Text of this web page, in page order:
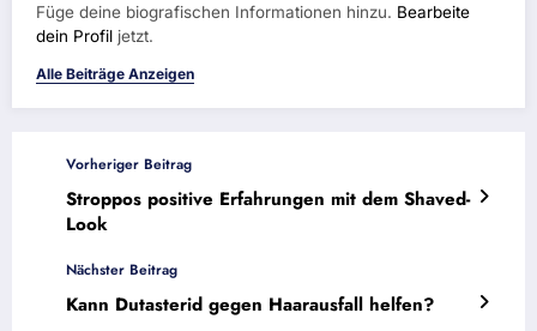
Füge deine biografischen Informationen hinzu. Bearbeite
dein Profil jetzt.
Alle Beiträge Anzeigen
Vorheriger Beitrag
Stroppos positive Erfahrungen mit dem Shaved-
Look
Nächster Beitrag
Kann Dutasterid gegen Haarausfall helfen?